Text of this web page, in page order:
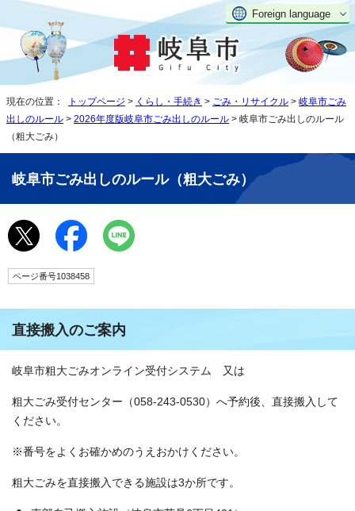
Foreign language
現在の位置： トップページ > くらし・手続き > ごみ・リサイクル > 岐阜市ごみ
出しのルール > 2026年度版岐阜市ごみ出しのルール > 岐阜市ごみ出しのルール
（粗大ごみ）
岐阜市ごみ出しのルール（粗大ごみ）
ページ番号1038458
直接搬入のご案内
岐阜市粗大ごみオンライン受付システム 又は
粗大ごみ受付センター（058-243-0530）へ予約後、直接搬入して
ください。
※番号をよくお確かめのうえおかけください。
粗大ごみを直接搬入できる施設は3か所です。